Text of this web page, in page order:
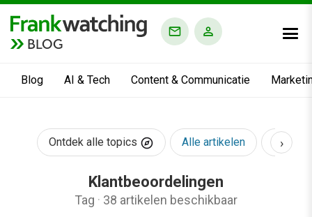
BLOG
Blog AI & Tech Content & Communicatie
Ontdek alle topics Alle artikelen AI &
›
Klantbeoordelingen
Tag · 38 artikelen beschikbaar